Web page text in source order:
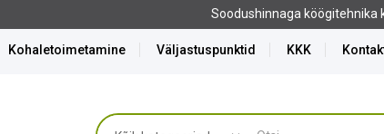
Soodushinnaga köögitehnika
Kohaletoimetamine Väljastuspunktid KKK